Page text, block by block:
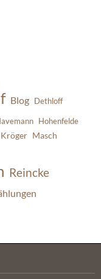
Blog Dethloff
Hohenfelde
Kröger Masch
Reincke